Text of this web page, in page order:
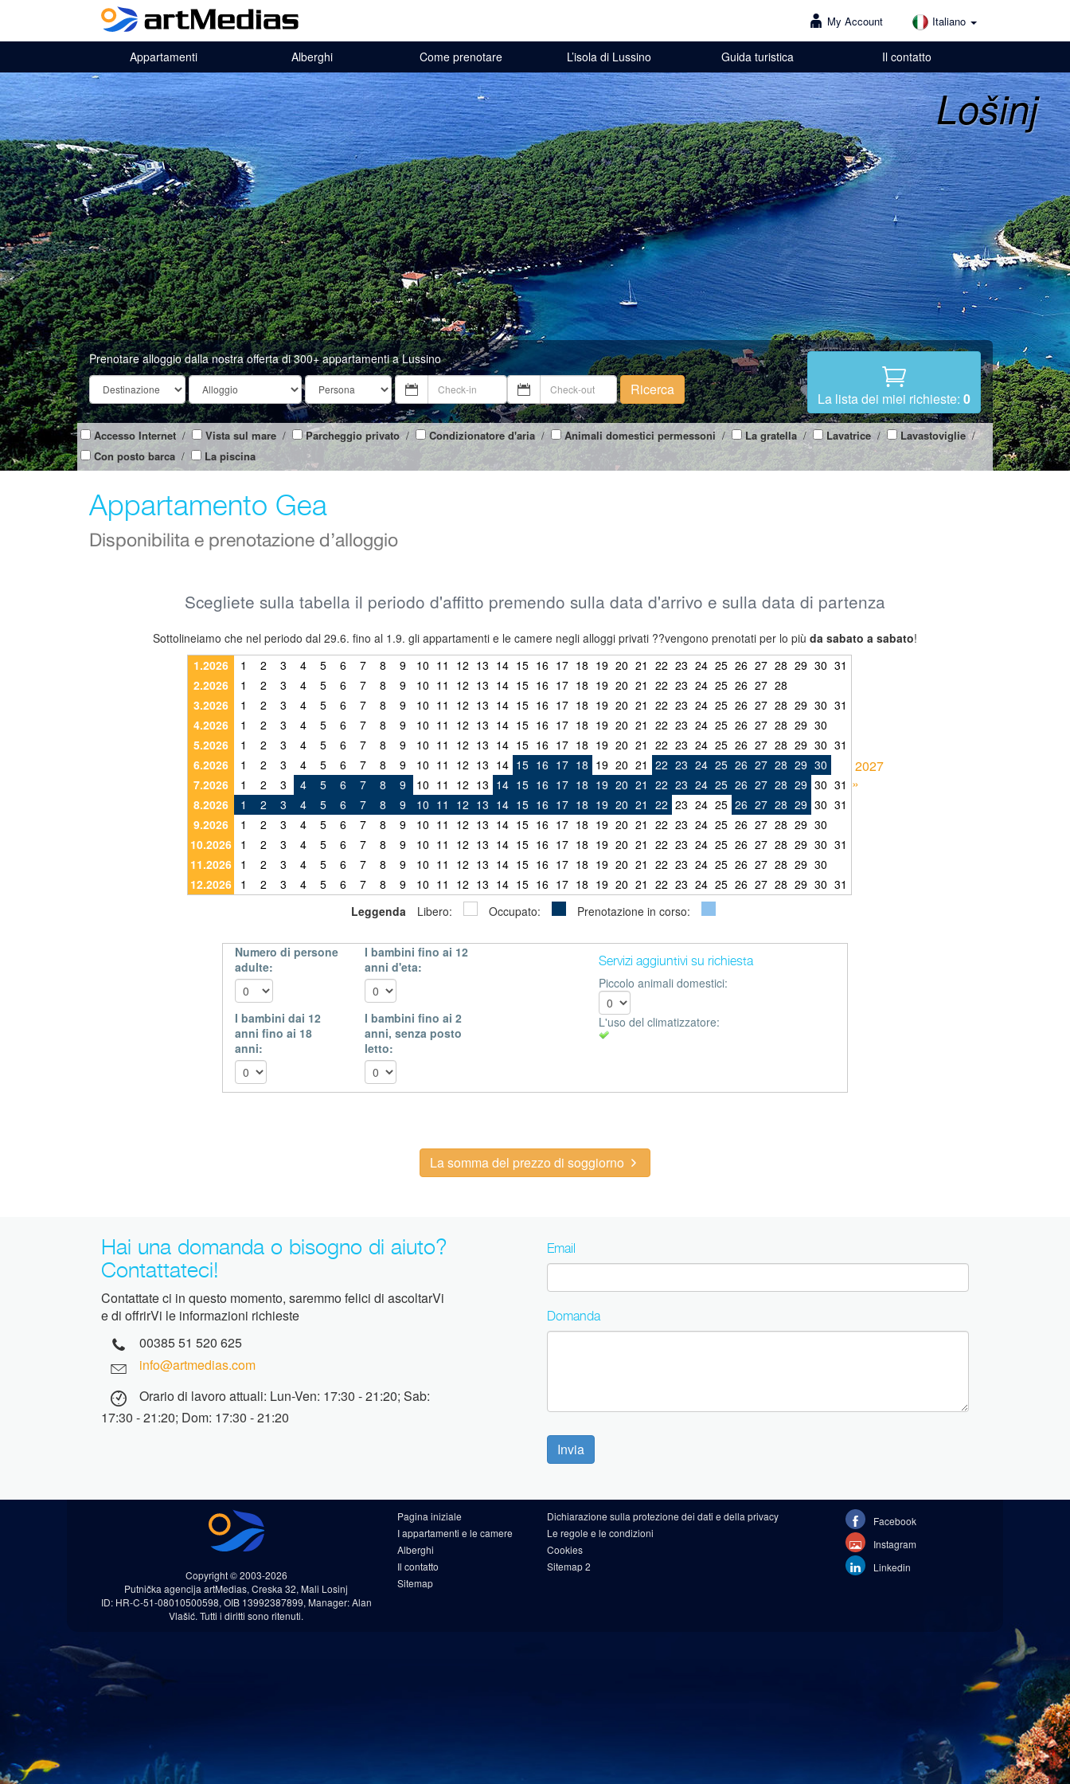
My Account Italiano
Appartamenti Alberghi Come prenotare L’isola di Lussino Guida turistica Il contatto
Lošinj
Prenotare alloggio dalla nostra offerta di 300+ appartamenti a Lussino
Ricerca
La lista dei miei richieste: 0
Accesso Internet/ Vista sul mare / Parcheggio privato/ Condizionatore d'aria / Animali domestici permessoni / La gratella / Lavatrice/ Lavastoviglie/
Con posto barca / La piscina
Appartamento Gea
Disponibilita e prenotazione d’alloggio
Scegliete sulla tabella il periodo d'affitto premendo sulla data d'arrivo e sulla data di partenza
Sottolineiamo che nel periodo dal 29.6. fino al 1.9. gli appartamenti e le camere negli alloggi privati ??vengono prenotati per lo più da sabato a sabato!
1.2026
1 2 3 4 5 6 7 8 9 10 11 12 13 14 15 16 17 18 19 20 21 22 23 24 25 26 27 28 29 30 31
2.2026
1 2 3 4 5 6 7 8 9 10 11 12 13 14 15 16 17 18 19 20 21 22 23 24 25 26 27 28
3.2026
1 2 3 4 5 6 7 8 9 10 11 12 13 14 15 16 17 18 19 20 21 22 23 24 25 26 27 28 29 30 31
4.2026
1 2 3 4 5 6 7 8 9 10 11 12 13 14 15 16 17 18 19 20 21 22 23 24 25 26 27 28 29 30
5.2026
1 2 3 4 5 6 7 8 9 10 11 12 13 14 15 16 17 18 19 20 21 22 23 24 25 26 27 28 29 30 31
6.2026
1 2 3 4 5 6 7 8 9 10 11 12 13 14 15 16 17 18 19 20 21 22 23 24 25 26 27 28 29 30
7.2026
1 2 3 4 5 6 7 8 9 10 11 12 13 14 15 16 17 18 19 20 21 22 23 24 25 26 27 28 29 30 31
8.2026
1 2 3 4 5 6 7 8 9 10 11 12 13 14 15 16 17 18 19 20 21 22 23 24 25 26 27 28 29 30 31
9.2026
1 2 3 4 5 6 7 8 9 10 11 12 13 14 15 16 17 18 19 20 21 22 23 24 25 26 27 28 29 30
10.2026
1 2 3 4 5 6 7 8 9 10 11 12 13 14 15 16 17 18 19 20 21 22 23 24 25 26 27 28 29 30 31
11.2026
1 2 3 4 5 6 7 8 9 10 11 12 13 14 15 16 17 18 19 20 21 22 23 24 25 26 27 28 29 30
12.2026
1 2 3 4 5 6 7 8 9 10 11 12 13 14 15 16 17 18 19 20 21 22 23 24 25 26 27 28 29 30 31
2027
»
Leggenda Libero: Occupato: Prenotazione in corso:
Numero di persone
adulte:
I bambini dai 12
anni fino ai 18
anni:
I bambini fino ai 12
anni d'eta:
I bambini fino ai 2
anni, senza posto
letto:
Servizi aggiuntivi su richiesta
Piccolo animali domestici:
L'uso del climatizzatore:
La somma del prezzo di soggiorno
Hai una domanda o bisogno di aiuto?
Contattateci!
Contattate ci in questo momento, saremmo felici di ascoltarVi
e di offrirVi le informazioni richieste
00385 51 520 625
info@artmedias.com
Orario di lavoro attuali: Lun-Ven: 17:30 - 21:20; Sab:
17:30 - 21:20; Dom: 17:30 - 21:20
Email
Domanda
Invia
Copyright © 2003-2026
Putnička agencija artMedias, Creska 32, Mali Losinj
ID: HR-C-51-08010500598, OIB 13992387899, Manager: Alan
Vlašić. Tutti i diritti sono ritenuti.
Pagina iniziale
I appartamenti e le camere
Alberghi
Il contatto
Sitemap
Dichiarazione sulla protezione dei dati e della privacy
Le regole e le condizioni
Cookies
Sitemap 2
Facebook
Instagram
Linkedin